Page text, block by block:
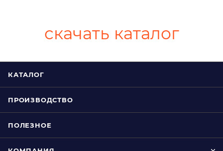
скачать каталог
КАТАЛОГ
ПРОИЗВОДСТВО
ПОЛЕЗНОЕ